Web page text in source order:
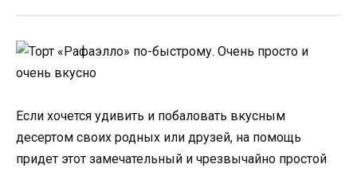
Если хочется удивить и побаловать вкусным
десертом своих родных или друзей, на помощь
придет этот замечательный и чрезвычайно простой